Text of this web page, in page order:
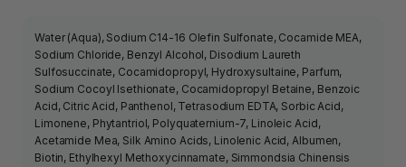
Water (Aqua), Sodium C14-16 Olefin Sulfonate, Cocamide MEA,
Sodium Chloride, Benzyl Alcohol, Disodium Laureth
Sulfosuccinate, Cocamidopropyl, Hydroxysultaine, Parfum,
Sodium Cocoyl Isethionate, Cocamidopropyl Betaine, Benzoic
Acid, Citric Acid, Panthenol, Tetrasodium EDTA, Sorbic Acid,
Limonene, Phytantriol, Polyquaternium-7, Linoleic Acid,
Acetamide Mea, Silk Amino Acids, Linolenic Acid, Albumen,
Biotin, Ethylhexyl Methoxycinnamate, Simmondsia Chinensis